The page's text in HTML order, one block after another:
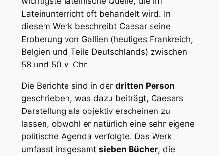
Lateinunterricht oft behandelt wird. In
diesem Werk beschreibt Caesar seine
Eroberung von Gallien (heutiges Frankreich,
Belgien und Teile Deutschlands) zwischen
58 und 50 v. Chr.
Die Berichte sind in der dritten Person
geschrieben, was dazu beiträgt, Caesars
Darstellung als objektiv erscheinen zu
lassen, obwohl er natürlich eine sehr eigene
politische Agenda verfolgte. Das Werk
umfasst insgesamt sieben Bücher, die